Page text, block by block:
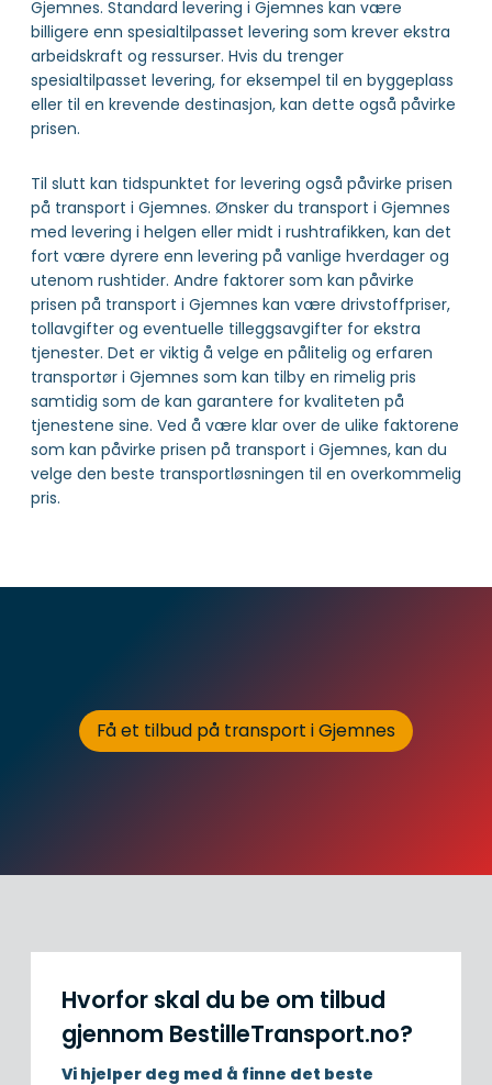
Gjemnes. Standard levering i Gjemnes kan være
billigere enn spesialtilpasset levering som krever ekstra
arbeidskraft og ressurser. Hvis du trenger
spesialtilpasset levering, for eksempel til en byggeplass
eller til en krevende destinasjon, kan dette også påvirke
prisen.
Til slutt kan tidspunktet for levering også påvirke prisen
på transport i Gjemnes. Ønsker du transport i Gjemnes
med levering i helgen eller midt i rushtrafikken, kan det
fort være dyrere enn levering på vanlige hverdager og
utenom rushtider. Andre faktorer som kan påvirke
prisen på transport i Gjemnes kan være drivstoffpriser,
tollavgifter og eventuelle tilleggsavgifter for ekstra
tjenester. Det er viktig å velge en pålitelig og erfaren
transportør i Gjemnes som kan tilby en rimelig pris
samtidig som de kan garantere for kvaliteten på
tjenestene sine. Ved å være klar over de ulike faktorene
som kan påvirke prisen på transport i Gjemnes, kan du
velge den beste transportløsningen til en overkommelig
pris.
Få et tilbud på transport i Gjemnes
Hvorfor skal du be om tilbud
gjennom BestilleTransport.no?
Vi hjelper deg med å finne det beste